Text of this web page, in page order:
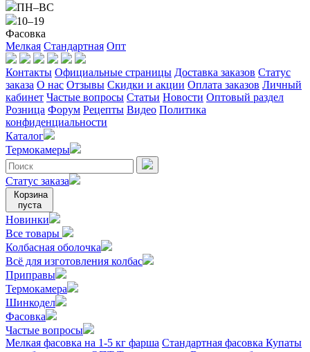
ПН–ВС
10–19
Фасовка
Мелкая Стандартная Опт
Контакты Официальные страницы Доставка заказов Статус
заказа О нас Отзывы Скидки и акции Оплата заказов Личный
кабинет Частые вопросы Статьи Новости Оптовый раздел
Розница Форум Рецепты Видео Политика
конфиденциальности
Каталог
Термокамеры
Статус заказа
Корзина
пуста
Новинки
Все товары
Колбасная оболочка
Всё для изготовления колбас
Приправы
Термокамера
Шинкодел
Фасовка
Частые вопросы
Мелкая фасовка на 1-5 кг фарша Стандартная фасовка Купаты